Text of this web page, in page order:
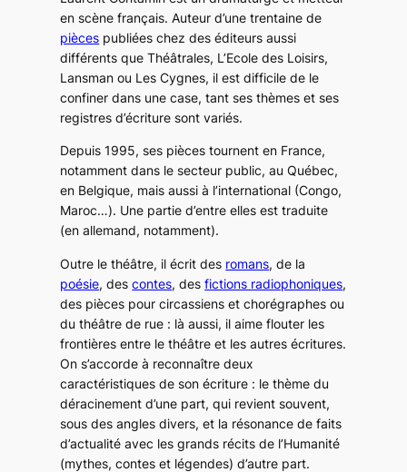
en scène français. Auteur d’une trentaine de
pièces publiées chez des éditeurs aussi
différents que Théâtrales, L’Ecole des Loisirs,
Lansman ou Les Cygnes, il est difficile de le
confiner dans une case, tant ses thèmes et ses
registres d’écriture sont variés.
Depuis 1995, ses pièces tournent en France,
notamment dans le secteur public, au Québec,
en Belgique, mais aussi à l’international (Congo,
Maroc…). Une partie d’entre elles est traduite
(en allemand, notamment).
Outre le théâtre, il écrit des romans, de la
poésie, descontes, desfictions radiophoniques,
des pièces pour circassiens et chorégraphes ou
du théâtre de rue : là aussi, il aime flouter les
frontières entre le théâtre et les autres écritures.
On s’accorde à reconnaître deux
caractéristiques de son écriture : le thème du
déracinement d’une part, qui revient souvent,
sous des angles divers, et la résonance de faits
d’actualité avec les grands récits de l’Humanité
(mythes, contes et légendes) d’autre part.